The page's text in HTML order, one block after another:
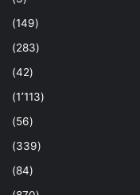
(149)
(283)
(42)
(1٬113)
(56)
(339)
(84)